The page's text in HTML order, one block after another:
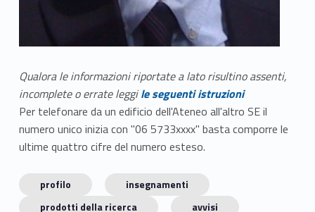
Qualora le informazioni riportate a lato risultino assenti,
incomplete o errate leggile seguenti istruzioni
Per telefonare da un edificio dell'Ateneo all'altro SE il
numero unico inizia con "06 5733xxxx" basta comporre le
ultime quattro cifre del numero esteso.
profilo
insegnamenti
prodotti della ricerca
avvisi